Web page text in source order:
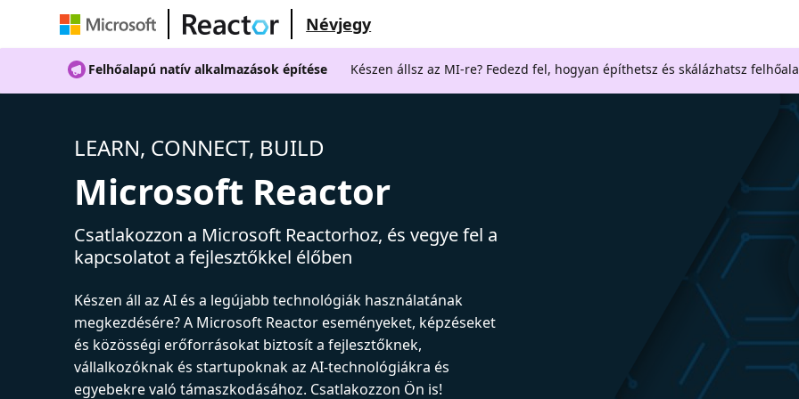
Névjegy
Felhőalapú natív alkalmazások építése Készen állsz az MI-re? Fedezd fel, hogyan építhetsz és skálázhatsz
LEARN, CONNECT, BUILD
Microsoft Reactor
Csatlakozzon a Microsoft Reactorhoz, és vegye fel a
kapcsolatot a fejlesztőkkel élőben
Készen áll az AI és a legújabb technológiák használatának
megkezdésére? A Microsoft Reactor eseményeket, képzéseket
és közösségi erőforrásokat biztosít a fejlesztőknek,
vállalkozóknak és startupoknak az AI-technológiákra és
egyebekre való támaszkodásához. Csatlakozzon Ön is!